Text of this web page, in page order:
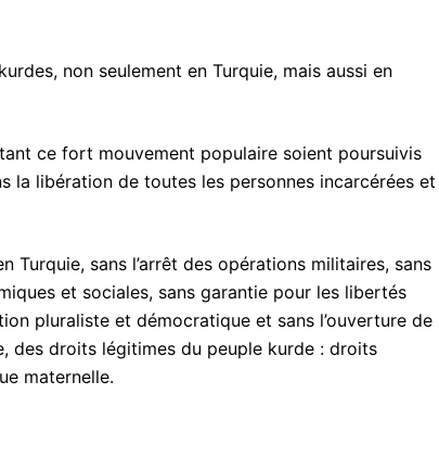
non seulement en Turquie, mais aussi en
ce fort mouvement populaire soient poursuivis
la libération de toutes les personnes incarcérées et
Turquie, sans l’arrêt des opérations militaires, sans
et sociales, sans garantie pour les libertés
pluraliste et démocratique et sans l’ouverture de
des droits légitimes du peuple kurde : droits
maternelle.